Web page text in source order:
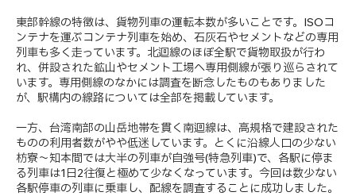
東部幹線の特徴は、貨物列車の運転本数が多いことです。ISOコ
ンテナを運ぶコンテナ列車を始め、石灰石やセメントなどの専用
列車も多く走っています。北迴線のほぼ全駅で貨物取扱が行わ
れ、併設された鉱山やセメント工場へ専用側線が張り巡らされて
います。専用側線のなかには調査を断念したものもありました
が、駅構内の線路については全部を掲載しています。
一方、台湾南部の山岳地帯を貫く南迴線は、高規格で建設された
ものの利用者数がやや低迷しています。とくに沿線人口の少ない
枋寮～知本間では大半の列車が自強号(特急列車)で、各駅に停ま
る列車は1日2往復と極めて少なくなっています。今回は数少ない
各駅停車の列車に乗車し、配線を調査することに成功しました。